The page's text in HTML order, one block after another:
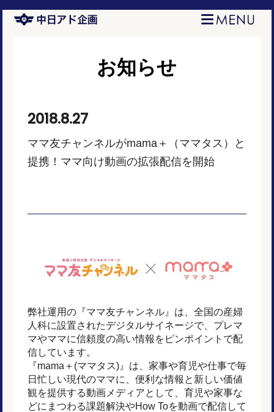
お知らせ
2018.8.27
ママ友チャンネルがmama＋（ママタス）と
提携！ママ向け動画の拡張配信を開始
弊社運用の『ママ友チャンネル』は、全国の産婦
人科に設置されたデジタルサイネージで、プレマ
マやママに信頼度の高い情報をピンポイントで配
信しています。
『mama＋(ママタス)』は、家事や育児や仕事で毎
日忙しい現代のママに、便利な情報と新しい価値
観を提供する動画メディアとして、育児や家事な
どにまつわる課題解決やHow Toを動画で配信して